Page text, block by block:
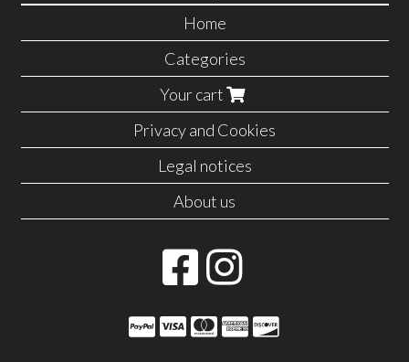
Home
Categories
Your cart
Privacy and Cookies
Legal notices
About us